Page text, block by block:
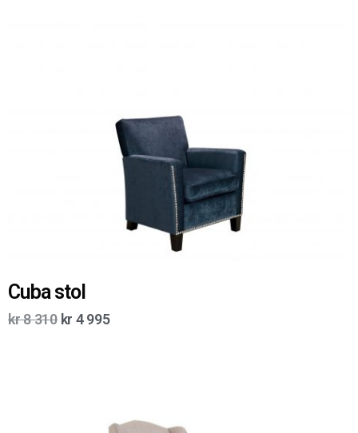
Cuba stol
kr8 310 kr 4 995